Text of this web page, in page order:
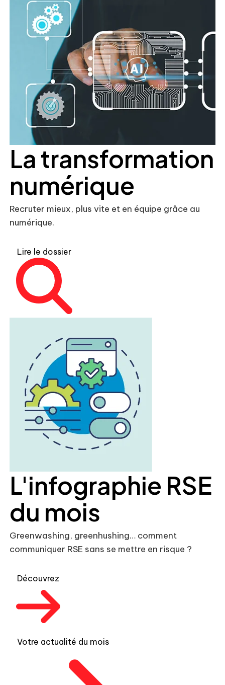
La transformation
numérique
Recruter mieux, plus vite et en équipe grâce au
numérique.
Lire le dossier
L'infographie RSE
du mois
Greenwashing, greenhushing… comment
communiquer RSE sans se mettre en risque ?
Découvrez
Votre actualité du mois